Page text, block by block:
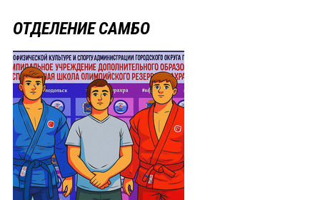
ОТДЕЛЕНИЕ САМБО